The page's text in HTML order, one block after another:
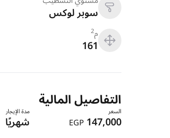
سوبر لوكس
م2
161
التفاصيل المالية
السعر
147,000
EGP
مدة الإيجار
شهريًا